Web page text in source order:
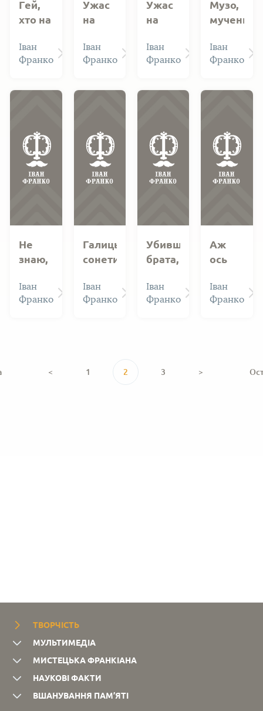
Гей,
хто на
кращу
долю
Іван
Франко
Ужас
на
Автограф
№ 214
Іван
Франко
Ужас
на
Автограф
№ 548
Іван
Франко
Музо,
мученице
Іван
Франко
Не
знаю,
мене
до
Іван
Франко
Галицьким
сонетистам
Іван
Франко
Убивши
брата,
много
літ...
Іван
Франко
Аж
ось
на
краю
Іван
Франко
< 1 2 3 >
ТВОРЧІСТЬ
МУЛЬТИМЕДІА
МИСТЕЦЬКА ФРАНКІАНА
НАУКОВІ ФАКТИ
ВШАНУВАННЯ ПАМ’ЯТІ